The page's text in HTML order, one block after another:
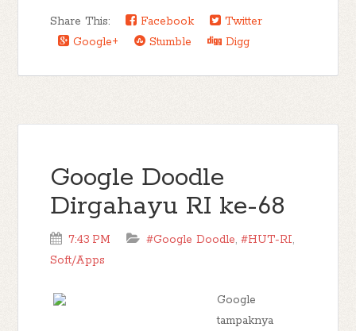
Share This: Facebook
Twitter
Google+
Stumble Digg
Google Doodle
Dirgahayu RI ke-68
7:43 PM #Google Doodle,#HUT-RI,
Soft/Apps
Google
tampaknya